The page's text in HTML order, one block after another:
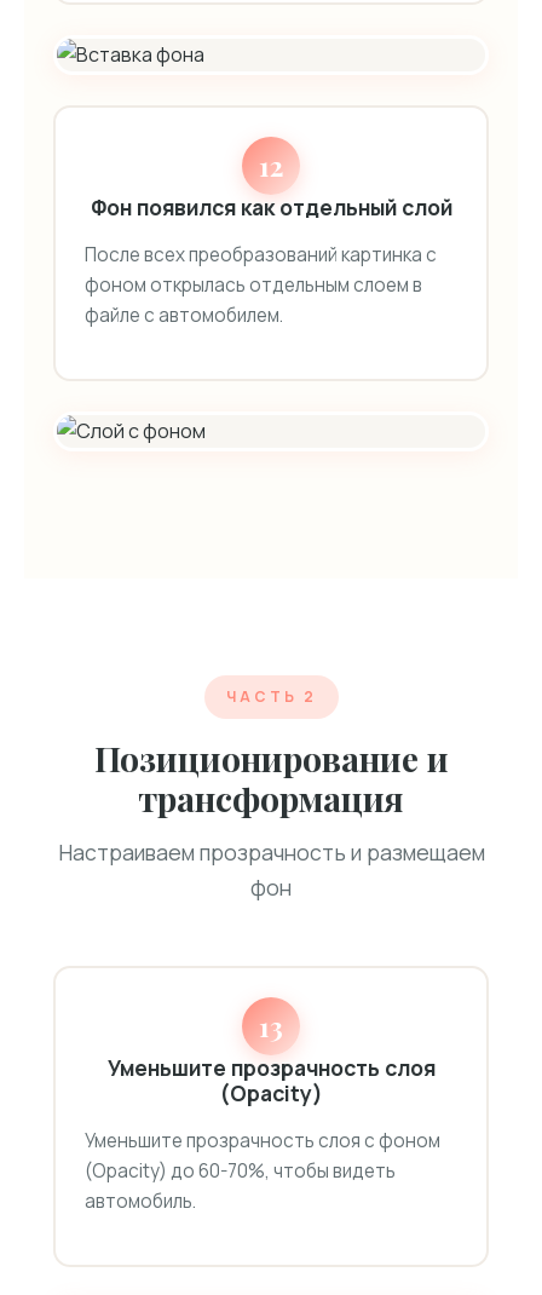
12
Фон появился как отдельный слой
После всех преобразований картинка с
фоном открылась отдельным слоем в
файле с автомобилем.
ЧАСТЬ 2
Позиционирование и
трансформация
Настраиваем прозрачность и размещаем
фон
13
Уменьшите прозрачность слоя
(Opacity)
Уменьшите прозрачность слоя с фоном
(Opacity) до 60-70%, чтобы видеть
автомобиль.